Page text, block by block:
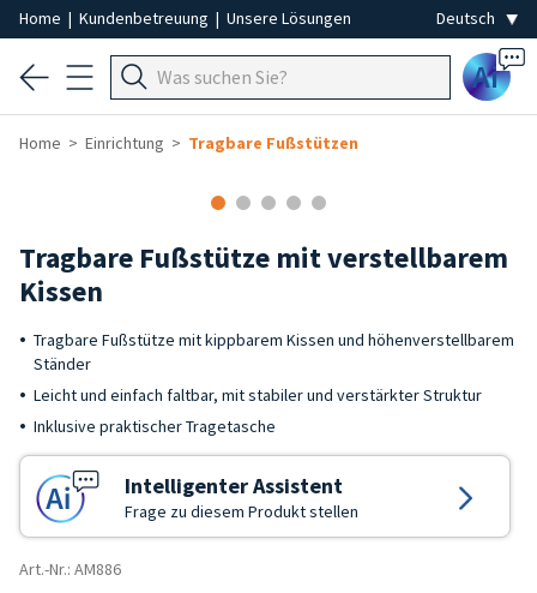
Home | Kundenbetreuung | Unsere Lösungen
Ai
Home Einrichtung Tragbare Fußstützen
Tragbare Fußstütze mit verstellbarem
Kissen
Tragbare Fußstütze mit kippbarem Kissen und höhenverstellbarem
Ständer
Leicht und einfach faltbar, mit stabiler und verstärkter Struktur
Inklusive praktischer Tragetasche
Intelligenter Assistent
Frage zu diesem Produkt stellen
Art.-Nr.: AM886